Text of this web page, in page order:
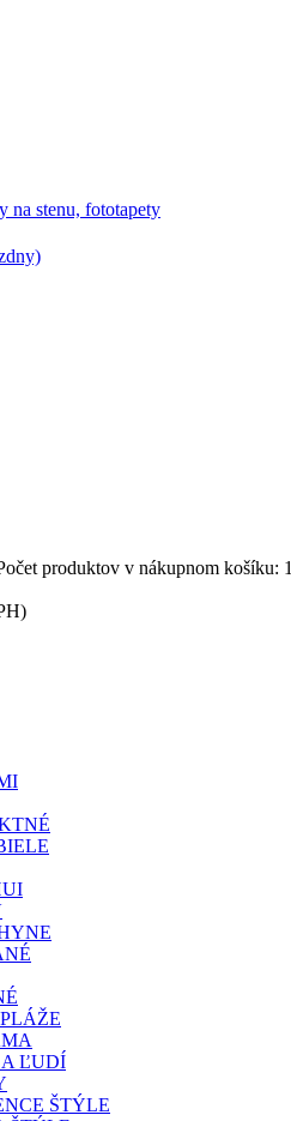
produktov v nákupnom košíku: 1
ĽUDÍ
ŠTÝLE